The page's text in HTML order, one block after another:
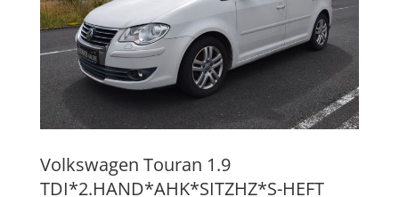
Volkswagen Touran 1.9
TDI*2.HAND*AHK*SITZHZ*S-HEFT